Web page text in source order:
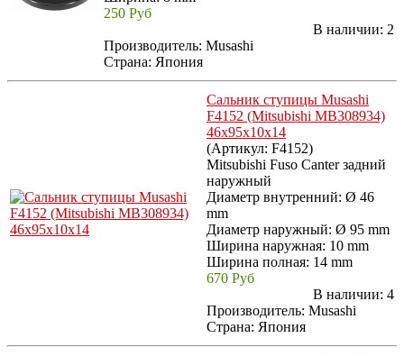
250 Руб
В наличии: 2
Производитель: Musashi
Страна: Япония
Сальник ступицы Musashi
F4152 (Mitsubishi MB308934)
46x95x10x14
(Артикул: F4152)
Mitsubishi Fuso Canter задний
наружный
Диаметр внутренний: Ø 46
mm
Диаметр наружный: Ø 95 mm
Ширина наружная: 10 mm
Ширина полная: 14 mm
670 Руб
В наличии: 4
Производитель: Musashi
Страна: Япония